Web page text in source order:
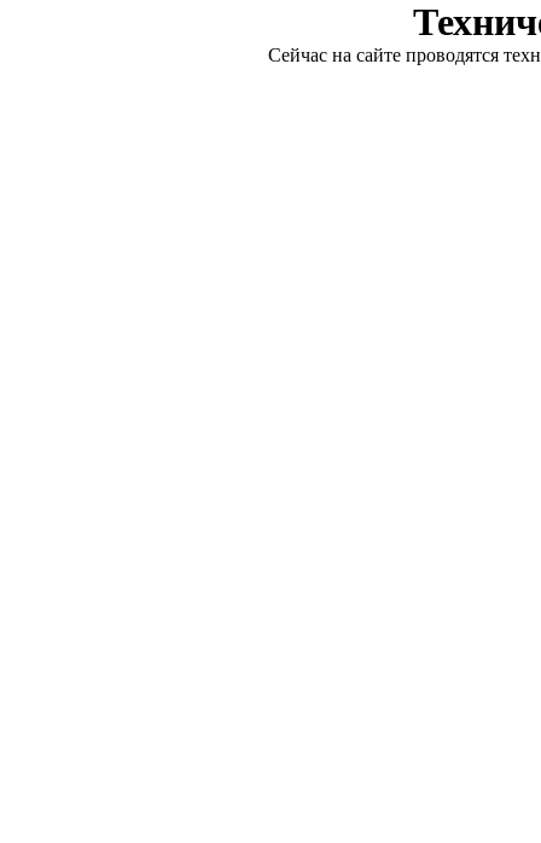
Сейчас на сайте проводятся